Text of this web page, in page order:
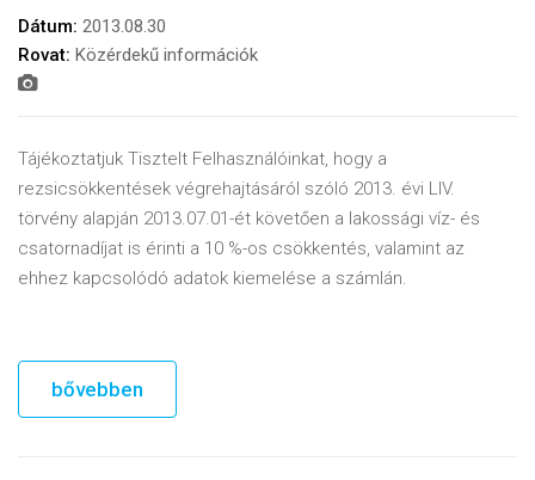
Dátum: 2013.08.30
Rovat: Közérdekű információk
Tájékoztatjuk Tisztelt Felhasználóinkat, hogy a
rezsicsökkentések végrehajtásáról szóló 2013. évi LIV.
törvény alapján 2013.07.01-ét követően a lakossági víz- és
csatornadíjat is érinti a 10 %-os csökkentés, valamint az
ehhez kapcsolódó adatok kiemelése a számlán.
bővebben